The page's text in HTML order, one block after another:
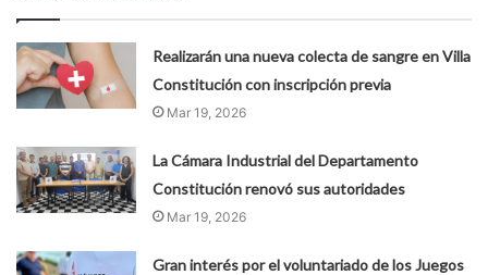
Realizarán una nueva colecta de sangre en Villa
Constitución con inscripción previa
Mar 19, 2026
La Cámara Industrial del Departamento
Constitución renovó sus autoridades
Mar 19, 2026
Gran interés por el voluntariado de los Juegos